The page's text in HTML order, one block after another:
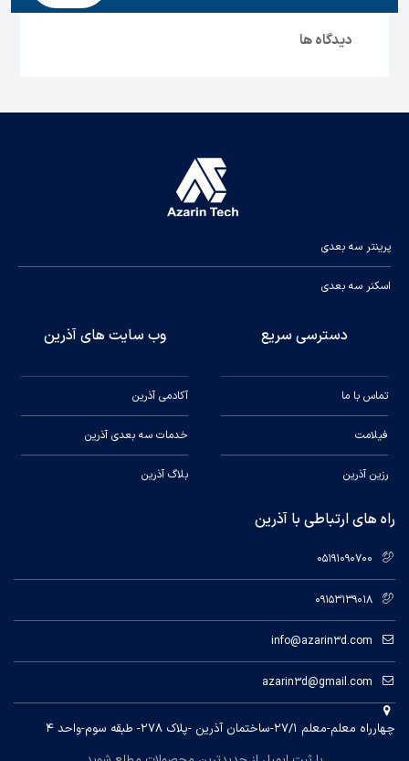
دیدگاه ها
پرینتر سه بعدی
اسکنر سه بعدی
دسترسی سریع
تماس با ما
فیلامت
رزین آذرین
وب سایت های آذرین
آکادمی آذرین
خدمات سه بعدی آذرین
بلاگ آذرین
راه های ارتباطی با آذرین
05191090700
09153139018
info@azarin3d.com
azarin3d@gmail.com
چهارراه معلم-معلم ۲۷/۱-ساختمان آذرین -پلاک ۲۷۸- طبقه سوم-واحد ۴